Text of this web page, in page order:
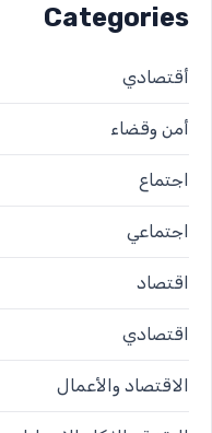
Categories
أقتصادي
أمن وقضاء
اجتماع
اجتماعي
اقتصاد
اقتصادي
الاقتصاد والأعمال